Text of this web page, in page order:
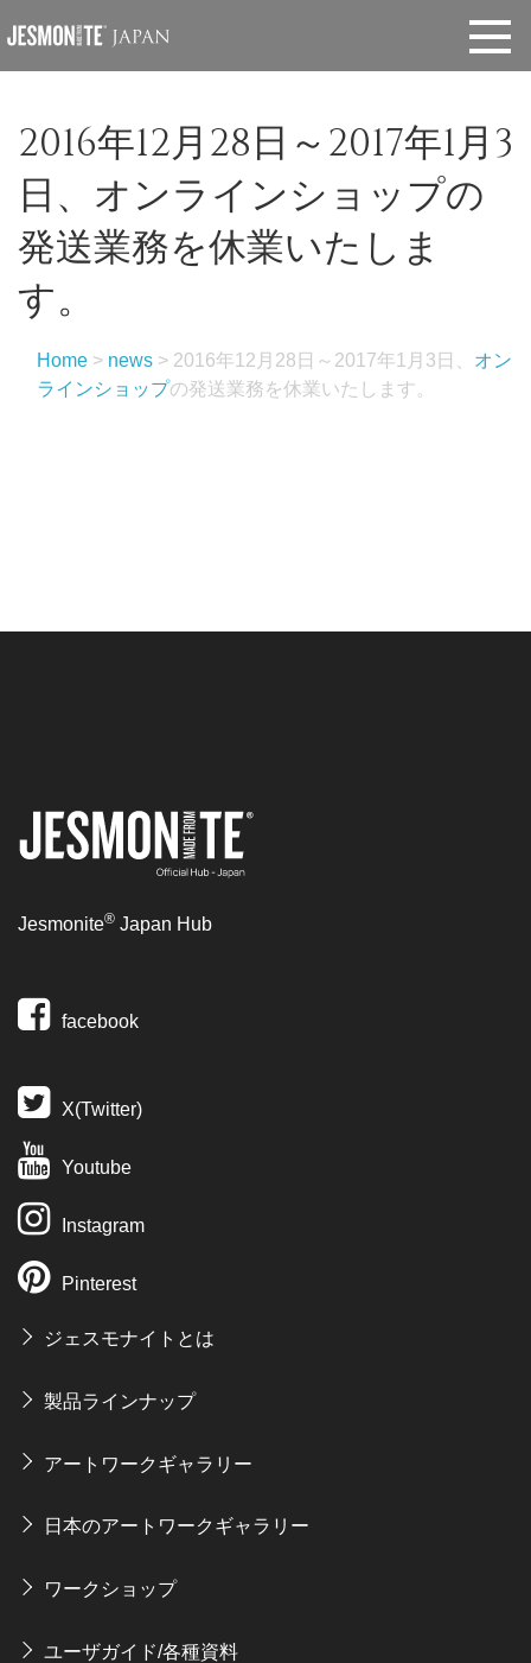
2016年12月28日～2017年1月3
日、 オンラインショップの
発送業務を休業いたしま
す。
Home > news > 2016年12月28日～2017年1月3日、 オン
ラインショップの発送業務を休業いたします。
Jesmonite® Japan Hub
facebook
X(Twitter)
Youtube
Instagram
Pinterest
ジェスモナイトとは
製品ラインナップ
アートワークギャラリー
日本のアートワークギャラリー
ワークショップ
ユーザガイド/各種資料